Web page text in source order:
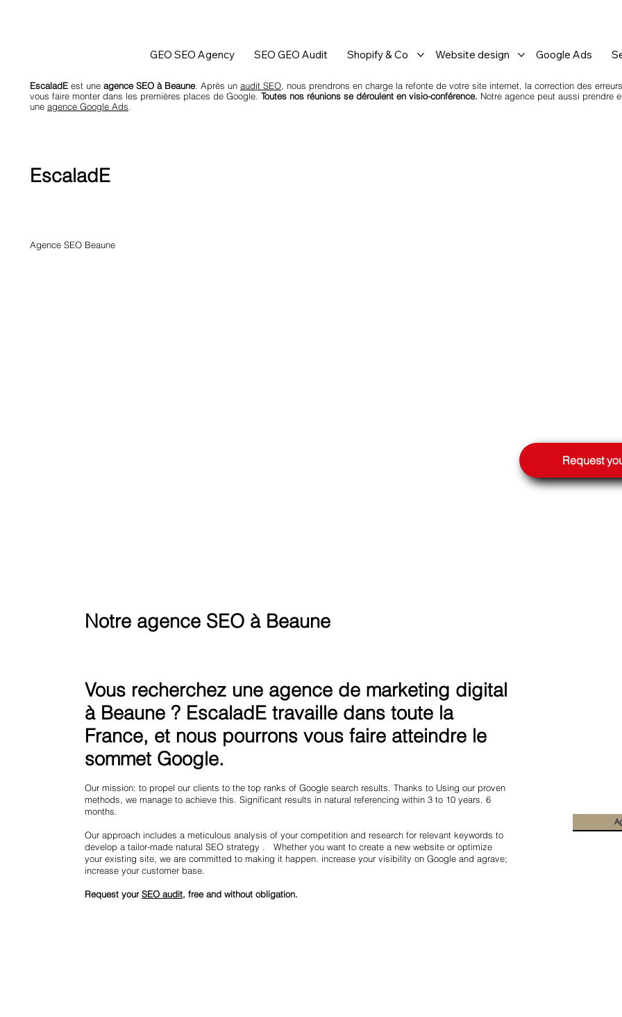
GEO SEO Agency SEO GEO Audit Shopify & Co Website design Google Ads
EscaladE
EscaladE est uneagence SEO à Beaune. Après unaudit SEO, nous prendrons en charge la refonte de votre site internet, la correction des
vous faire monter dans les premières places de Google.Toutes nos réunions se déroulent en visio-conférence. Notre agence peut aussi prendre
uneagence Google Ads.
Agence SEO Beaune
Request
Our mission: to propel our clients to the top ranks of Google search results. Thanks to Using our proven
methods, we manage to achieve this. Significant results in natural referencing within 3 to 10 years. 6
months.
Our approach includes a meticulous analysis of your competition and research for relevant keywords to
develop a tailor-made natural SEO strategy . Whether you want to create a new website or optimize
your existing site, we are committed to making it happen. increase your visibility on Google and agrave;
increase your customer base.
Request your SEO audit, free and without obligation.
Vous recherchez une agence de marketing digital
à Beaune ? EscaladE travaille dans toute la
France, et nous pourrons vous faire atteindre le
sommet Google.
Notre agence SEO à Beaune